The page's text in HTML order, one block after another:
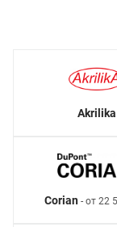
Akrilika
Corian- от 22